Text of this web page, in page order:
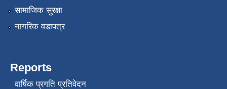
सामाजिक सुरक्षा
नागरिक वडापत्र
Reports
वार्षिक प्रगति प्रतिवेदन